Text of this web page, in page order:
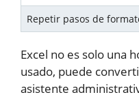
Repetir pasos de
Excel no es solo una
usado, puede
asistente